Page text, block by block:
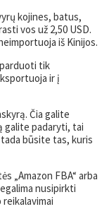
kojines, batus,
vos už 2,50 USD.
iš Kinijos.
tik
ir į
Čia galite
galite padaryti, tai
būsite tas, kuris
„Amazon FBA“ arba
nusipirkti